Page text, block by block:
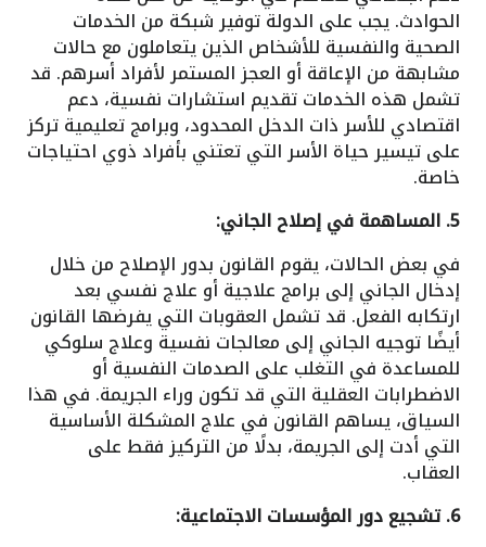
الحوادث. يجب على الدولة توفير شبكة من الخدمات
الصحية والنفسية للأشخاص الذين يتعاملون مع حالات
مشابهة من الإعاقة أو العجز المستمر لأفراد أسرهم. قد
تشمل هذه الخدمات تقديم استشارات نفسية، دعم
اقتصادي للأسر ذات الدخل المحدود، وبرامج تعليمية تركز
على تيسير حياة الأسر التي تعتني بأفراد ذوي احتياجات
خاصة.
5. المساهمة في إصلاح الجاني:
في بعض الحالات، يقوم القانون بدور الإصلاح من خلال
إدخال الجاني إلى برامج علاجية أو علاج نفسي بعد
ارتكابه الفعل. قد تشمل العقوبات التي يفرضها القانون
أيضًا توجيه الجاني إلى معالجات نفسية وعلاج سلوكي
للمساعدة في التغلب على الصدمات النفسية أو
الاضطرابات العقلية التي قد تكون وراء الجريمة. في هذا
السياق، يساهم القانون في علاج المشكلة الأساسية
التي أدت إلى الجريمة، بدلًا من التركيز فقط على
العقاب.
6. تشجيع دور المؤسسات الاجتماعية: